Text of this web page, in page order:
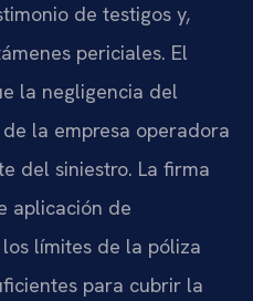
de testigos y,
periciales. El
la negligencia del
la empresa operadora
del siniestro. La firma
aplicación de
límites de la póliza
para cubrir la